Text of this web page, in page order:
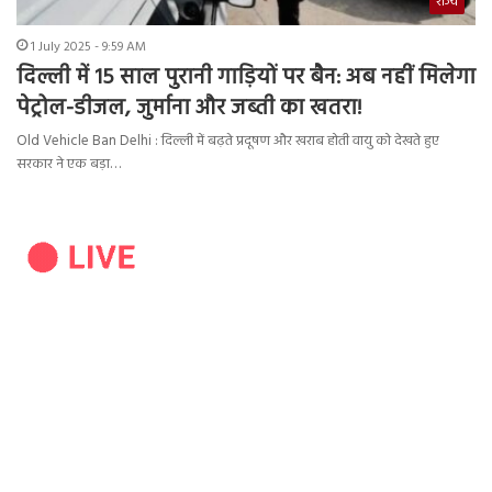
1 July 2025 - 9:59 AM
दिल्ली में 15 साल पुरानी गाड़ियों पर बैन: अब नहीं मिलेगा
पेट्रोल-डीजल, जुर्माना और जब्ती का खतरा!
Old Vehicle Ban Delhi : दिल्ली में बढ़ते प्रदूषण और खराब होती वायु को देखते हुए
सरकार ने एक बड़ा…